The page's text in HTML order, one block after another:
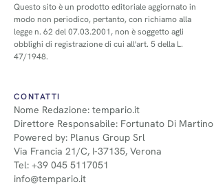
Questo sito è un prodotto editoriale aggiornato in
modo non periodico, pertanto, con richiamo alla
legge n. 62 del 07.03.2001, non è soggetto agli
obblighi di registrazione di cui all'art. 5 della L.
47/1948.
CONTATTI
Nome Redazione: tempario.it
Direttore Responsabile: Fortunato Di Martino
Powered by: Planus Group Srl
Via Francia 21/C, I-37135, Verona
Tel: +39 045 5117051
info@tempario.it